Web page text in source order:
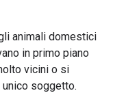
animali domestici
in primo piano
vicini o si
soggetto.